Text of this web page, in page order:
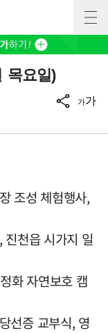
목요일)
가가
조성 체험행사,
천읍 시가지 일
화 자연보호 캠
선증 교부식, 영